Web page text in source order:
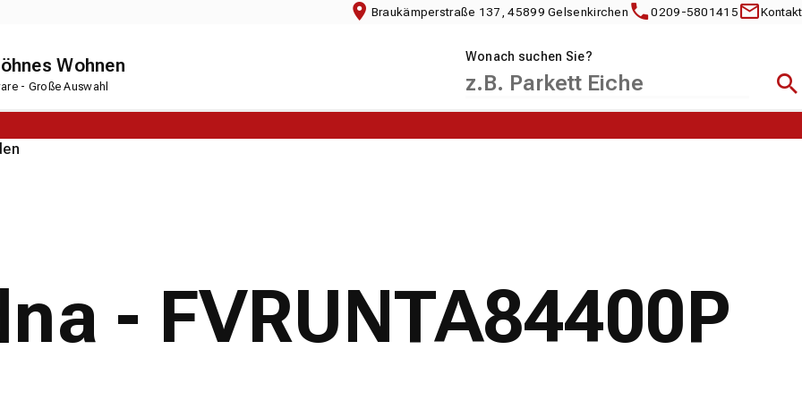
Braukämperstraße 137, 45899 Gelsenkirchen 0209-5801415 Kontakt
Wohnen
- Große Auswahl
Wonach suchen Sie?
- FVRUNTA84400P